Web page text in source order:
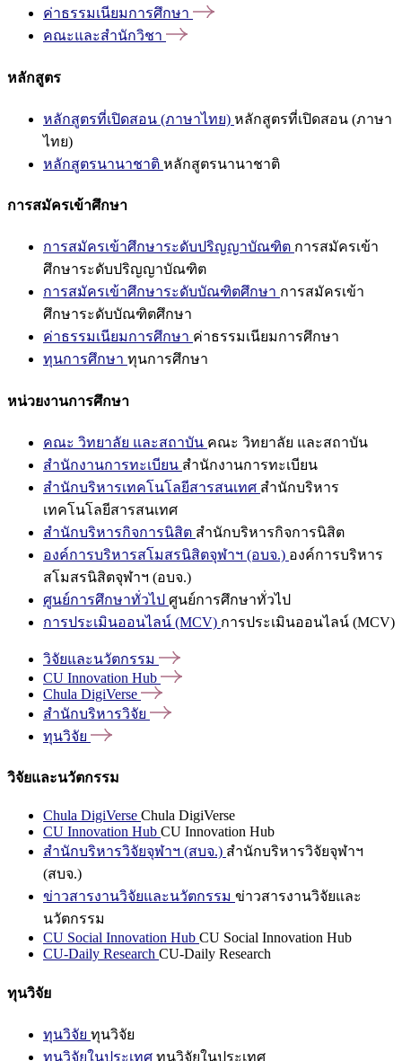
ค่าธรรมเนียมการศึกษา
คณะและสำนักวิชา
หลักสูตร
หลักสูตรที่เปิดสอน (ภาษาไทย) หลักสูตรที่เปิดสอน (ภาษา
ไทย)
หลักสูตรนานาชาติ หลักสูตรนานาชาติ
การสมัครเข้าศึกษา
การสมัครเข้าศึกษาระดับปริญญาบัณฑิต การสมัครเข้า
ศึกษาระดับปริญญาบัณฑิต
การสมัครเข้าศึกษาระดับบัณฑิตศึกษา การสมัครเข้า
ศึกษาระดับบัณฑิตศึกษา
ค่าธรรมเนียมการศึกษา ค่าธรรมเนียมการศึกษา
ทุนการศึกษา ทุนการศึกษา
หน่วยงานการศึกษา
คณะ วิทยาลัย และสถาบัน คณะ วิทยาลัย และสถาบัน
สำนักงานการทะเบียน สำนักงานการทะเบียน
สำนักบริหารเทคโนโลยีสารสนเทศ สำนักบริหาร
เทคโนโลยีสารสนเทศ
สำนักบริหารกิจการนิสิต สำนักบริหารกิจการนิสิต
องค์การบริหารสโมสรนิสิตจุฬาฯ (อบจ.) องค์การบริหาร
สโมสรนิสิตจุฬาฯ (อบจ.)
ศูนย์การศึกษาทั่วไป ศูนย์การศึกษาทั่วไป
การประเมินออนไลน์ (MCV) การประเมินออนไลน์ (MCV)
วิจัยและนวัตกรรม
CU Innovation Hub
Chula DigiVerse
สำนักบริหารวิจัย
ทุนวิจัย
วิจัยและนวัตกรรม
Chula DigiVerse Chula DigiVerse
CU Innovation Hub CU Innovation Hub
สำนักบริหารวิจัยจุฬาฯ (สบจ.) สำนักบริหารวิจัยจุฬาฯ
(สบจ.)
ข่าวสารงานวิจัยและนวัตกรรม ข่าวสารงานวิจัยและ
นวัตกรรม
CU Social Innovation Hub CU Social Innovation Hub
CU-Daily Research CU-Daily Research
ทุนวิจัย
ทุนวิจัย ทุนวิจัย
ทุนวิจัยในประเทศ ทุนวิจัยในประเทศ